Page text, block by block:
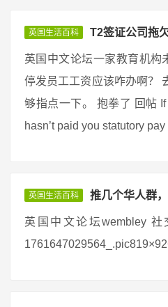
英国生活百科 T2签证公司拖
英国中文论坛一家教育机构
停发员工工资应该咋办啊？
够指点一下。 抱拳了 回帖
hasn’t paid you statutory
英国生活百科 推几个华人群
英国中文论坛wembley